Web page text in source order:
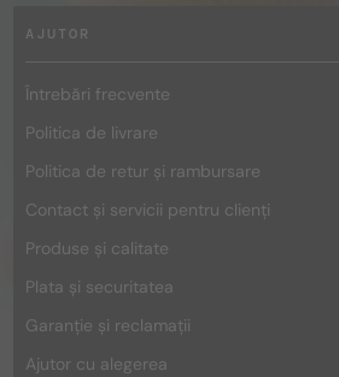
AJUTOR
Întrebări frecvente
Politica de livrare
Politica de retur și rambursare
Contact și servicii pentru clienți
Produse și calitate
Plata și securitatea
Garanție și reclamații
Ajutor cu alegerea